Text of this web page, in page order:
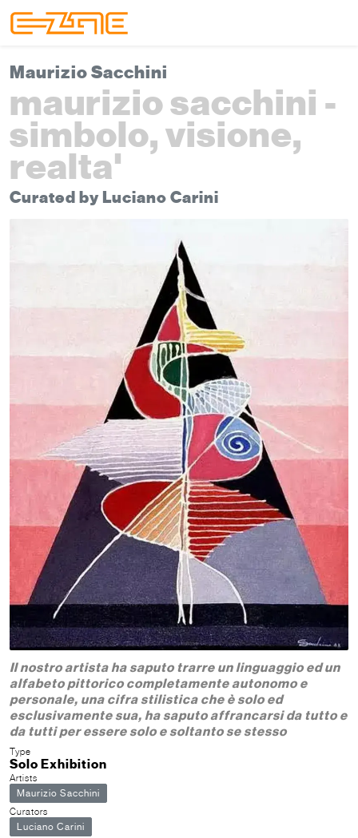
Maurizio Sacchini
maurizio sacchini -
simbolo, visione,
realta'
Curated by Luciano Carini
Il nostro artista ha saputo trarre un linguaggio ed un
alfabeto pittorico completamente autonomo e
personale, una cifra stilistica che è solo ed
esclusivamente sua, ha saputo affrancarsi da tutto e
da tutti per essere solo e soltanto se stesso
Type
Solo Exhibition
Artists
Maurizio Sacchini
Curators
Luciano Carini